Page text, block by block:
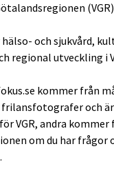
hälso- och sjukvård,
regional utveckling i
kommer från
frilansfotografer och
VGR, andra kommer
om du har frågor